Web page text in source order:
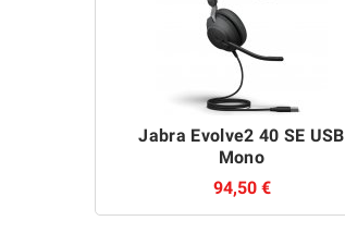
Jabra Evolve2 40 SE USB
Mono
94,50 €